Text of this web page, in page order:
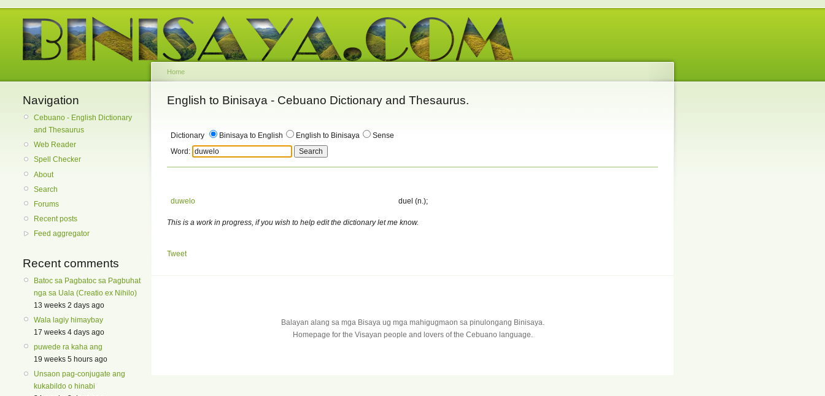
Navigation
Cebuano - English Dictionary
and Thesaurus
Web Reader
Spell Checker
About
Search
Forums
Recent posts
Feed aggregator
Recent comments
Batoc sa Pagbatoc sa Pagbuhat
nga sa Uala (Creatio ex Nihilo)
13 weeks 2 days ago
Wala lagiy himaybay
17 weeks 4 days ago
puwede ra kaha ang
19 weeks 5 hours ago
Unsaon pag-conjugate ang
kukabildo o hinabi
Home
English to Binisaya - Cebuano Dictionary and Thesaurus.
Dictionary Binisaya to English English to Binisaya
Sense
Word:
duwelo duel (n.);
This is a work in progress, if you wish to help edit the dictionary let me know.
Tweet
Balayan alang sa mga Bisaya ug mga mahigugmaon sa pinulongang Binisaya.
Homepage for the Visayan people and lovers of the Cebuano language.